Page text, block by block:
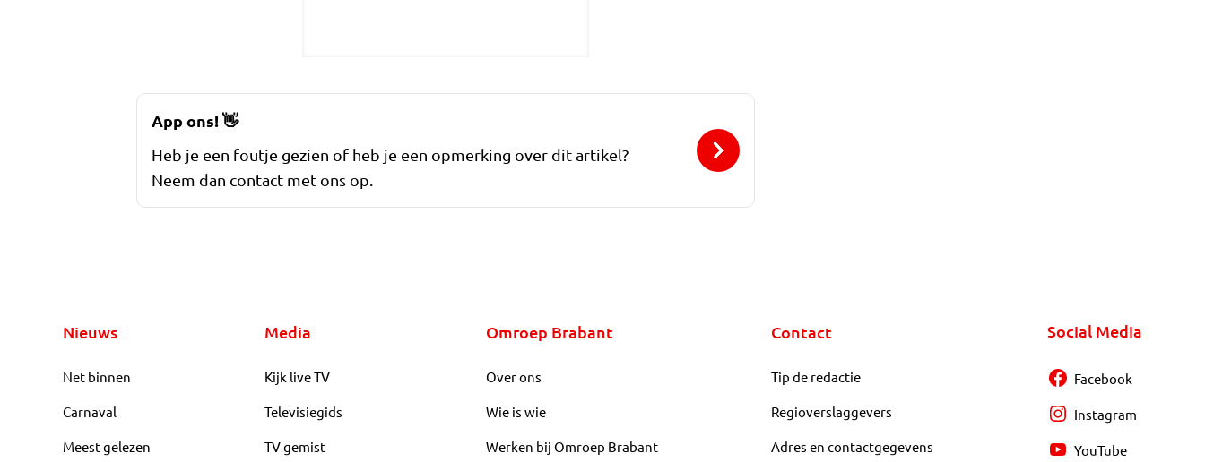
App ons!👋
Heb je een foutje gezien of heb je een opmerking over dit artikel?
Neem dan contact met ons op.
Nieuws
Net binnen
Carnaval
Meest gelezen
Media
Kijk live TV
Televisiegids
TV gemist
Omroep Brabant
Over ons
Wie is wie
Werken bij Omroep Brabant
Contact
Tip de redactie
Regioverslaggevers
Adres en contactgegevens
Social Media
Facebook
Instagram
YouTube